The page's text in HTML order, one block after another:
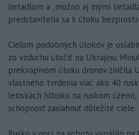
lietadlom a „možno aj inými
predstavitelia sa k útoku
Cieľom podobných útokov je
zo vzduchu útočiť na Ukrajinu.
prekvapivom útoku dronov zničila
vlastného tvrdenia viac ako 40
letiskách hlboko na ruskom
schopnosť zasiahnuť dôležité ciele.